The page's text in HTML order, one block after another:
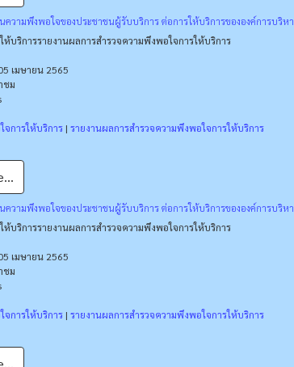
นความพึงพอใจของประชาชนผู้รับบริการ ต่อการให้บริการขององค์การบ
ห้บริการรายงานผลการสำรวจความพึงพอใจการให้บริการ
เมษายน 2565
ชม
จการให้บริการ | รายงานผลการสำรวจความพึงพอใจการให้บริการ
นความพึงพอใจของประชาชนผู้รับบริการ ต่อการให้บริการขององค์การบ
ห้บริการรายงานผลการสำรวจความพึงพอใจการให้บริการ
เมษายน 2565
ชม
จการให้บริการ | รายงานผลการสำรวจความพึงพอใจการให้บริการ